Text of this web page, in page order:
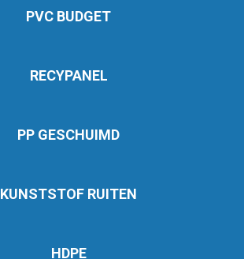
PVC BUDGET
RECYPANEL
PP GESCHUIMD
KUNSTSTOF RUITEN
HDPE